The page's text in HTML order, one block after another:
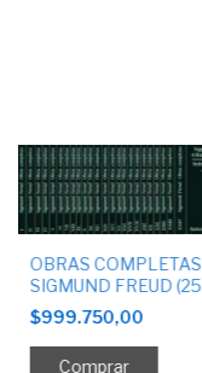
OBRAS COMPLETAS
SIGMUND FREUD (25
TOMOS)
$999.750,00